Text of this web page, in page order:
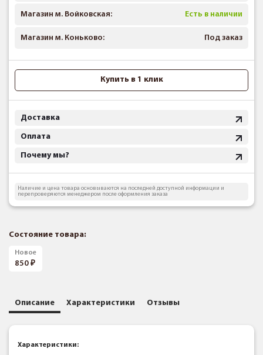
Магазин м. Войковская: Есть в наличии
Магазин м. Коньково: Под заказ
Купить в 1 клик
Доставка
Оплата
Почему мы?
Наличие и цена товара основываются на последней доступной информации и
перепроверяются менеджером после оформления заказа
Состояние товара:
Новое
850
Описание Характеристики Отзывы
Характеристики: